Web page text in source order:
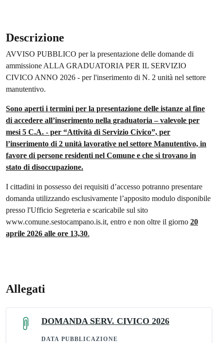
Descrizione
AVVISO PUBBLICO per la presentazione delle domande di
ammissione ALLA GRADUATORIA PER IL SERVIZIO
CIVICO ANNO 2026 - per l'inserimento di N. 2 unità nel settore
manutentivo.
Sono aperti i termini per la presentazione delle istanze al fine
di accedere all’inserimento nella graduatoria – valevole per
mesi 5 C.A. - per “Attività di Servizio Civico”, per
l’inserimento di 2 unità lavorative nel settore Manutentivo, in
favore di persone residenti nel Comune e che si trovano in
stato di disoccupazione.
I cittadini in possesso dei requisiti d’accesso potranno presentare
domanda utilizzando esclusivamente l’apposito modulo disponibile
presso l'Ufficio Segreteria e scaricabile sul sito
www.comune.sestocampano.is.it, entro e non oltre il giorno 20
aprile 2026 alle ore 13,30.
Allegati
DOMANDA SERV. CIVICO 2026
DATA PUBBLICAZIONE